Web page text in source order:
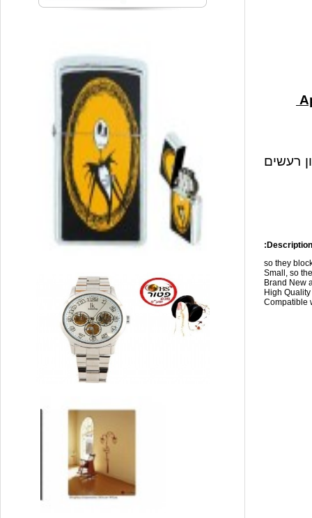
רעשים
so they
Small, so
Brand New
High
Compatible